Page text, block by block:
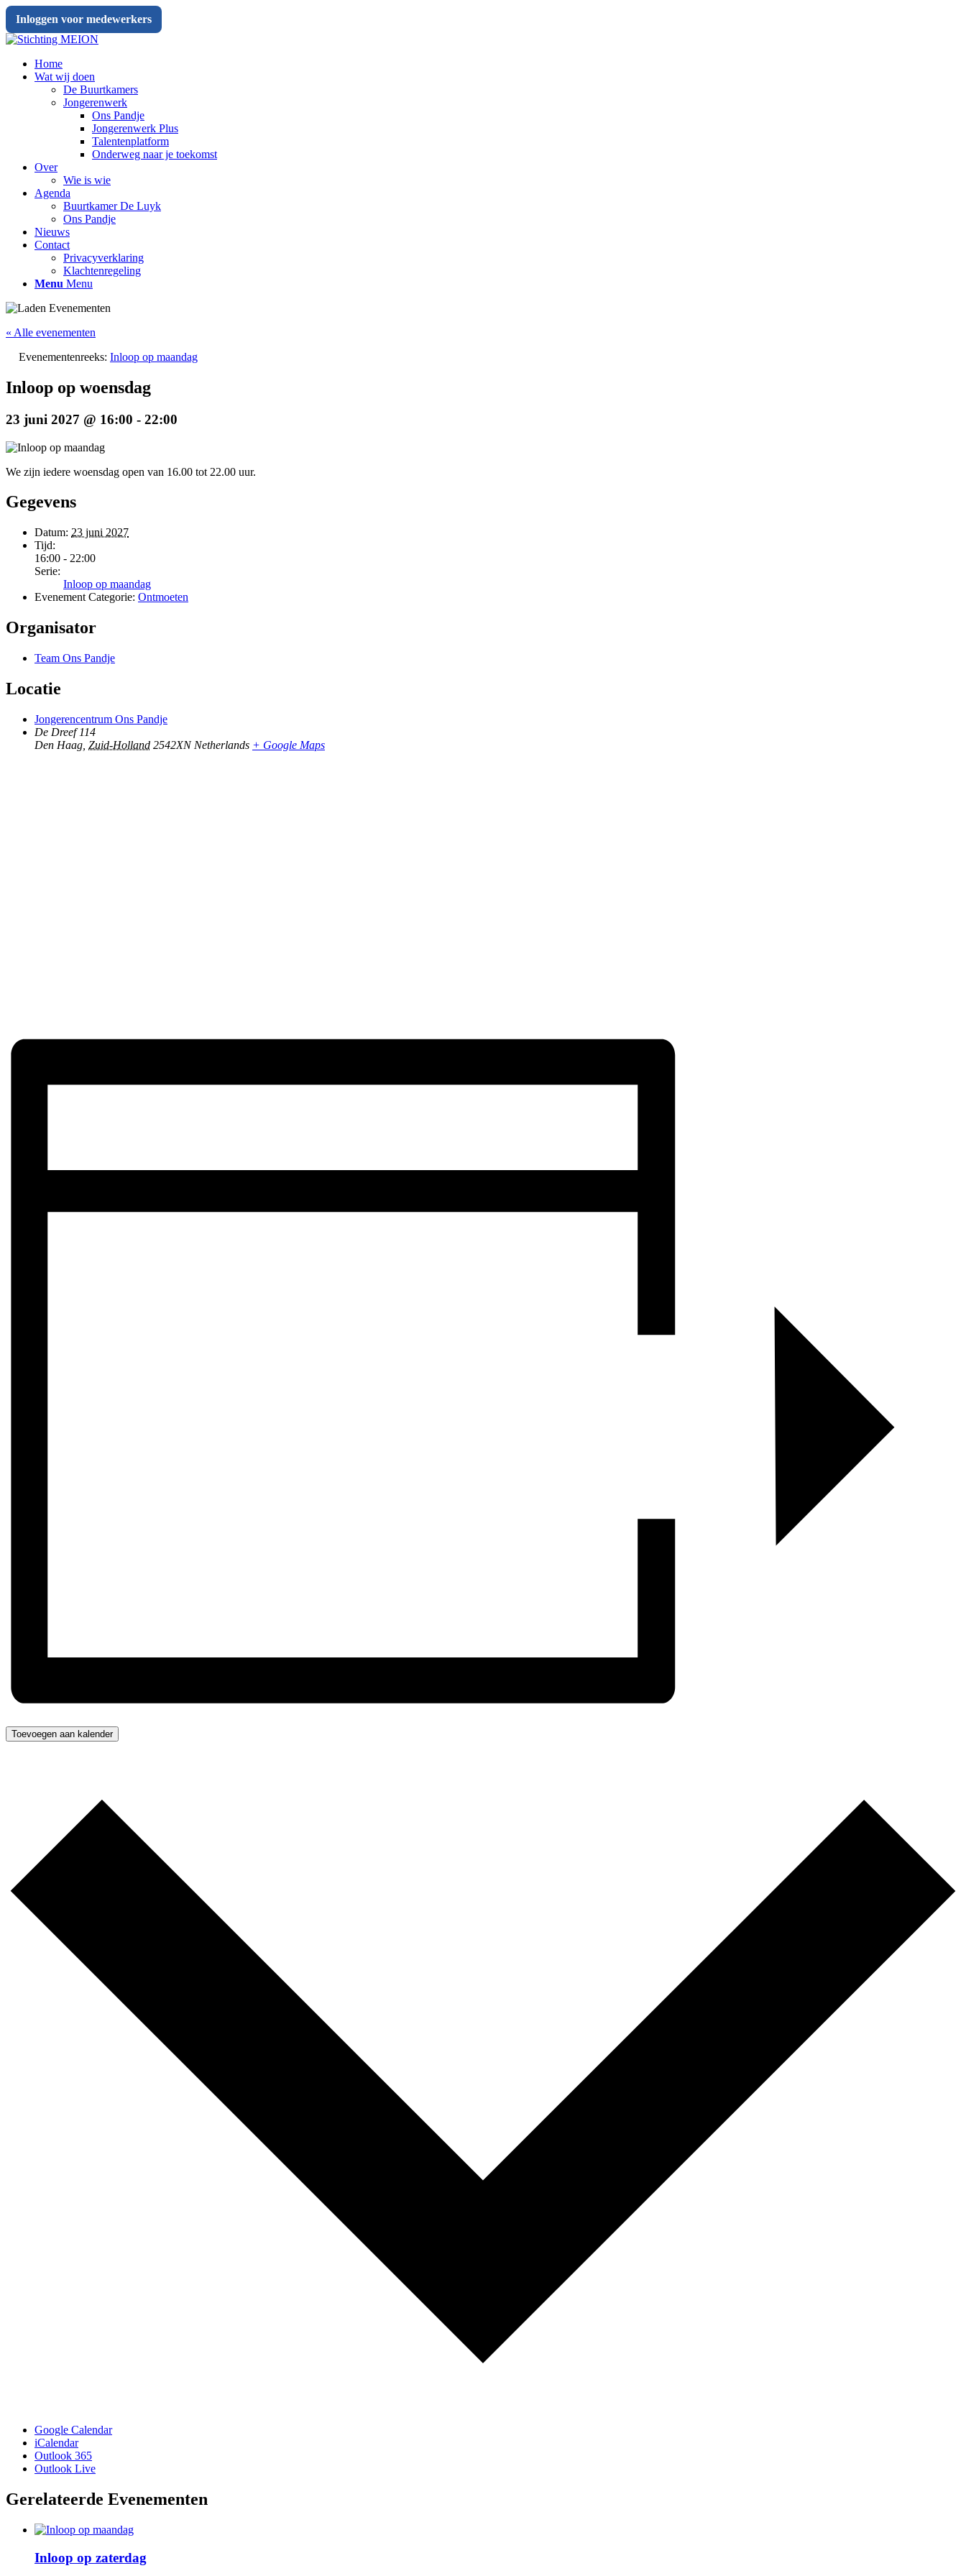
Inloggen voor medewerkers
Home
Wat wij doen
De Buurtkamers
Jongerenwerk
Ons Pandje
Jongerenwerk Plus
Talentenplatform
Onderweg naar je toekomst
Over
Wie is wie
Agenda
Buurtkamer De Luyk
Ons Pandje
Nieuws
Contact
Privacyverklaring
Klachtenregeling
Menu Menu
« Alle evenementen
Evenementenreeks: Inloop op maandag
Inloop op woensdag
23 juni 2027 @ 16:00 - 22:00
We zijn iedere woensdag open van 16.00 tot 22.00 uur.
Gegevens
Datum: 23 juni 2027
Tijd:
16:00 - 22:00
Serie:
Inloop op maandag
Evenement Categorie: Ontmoeten
Organisator
Team Ons Pandje
Locatie
Jongerencentrum Ons Pandje
De Dreef 114
Den Haag Zuid-Holland 2542XN Netherlands + Google Maps
Toevoegen aan kalender
Google Calendar
iCalendar
Outlook 365
Outlook Live
Gerelateerde Evenementen
Inloop op zaterdag